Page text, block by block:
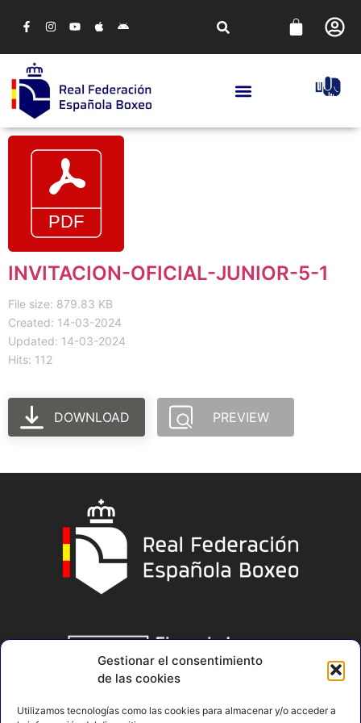
Gestionar el consentimiento
de las cookies
Utilizamos tecnologías como las cookies para almacenar y/o acceder a
INVITACION-OFICIAL-JUNIOR-5-1
File size: 879.83 KB
Created: 14-03-2024
Updated: 14-03-2024
Hits: 112
DOWNLOAD PREVIEW